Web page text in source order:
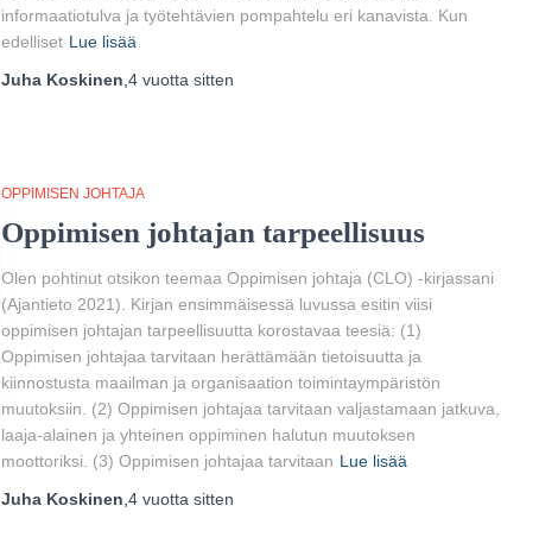
informaatiotulva ja työtehtävien pompahtelu eri kanavista. Kun
edelliset Lue lisää
Juha Koskinen 4 vuotta sitten
OPPIMISEN JOHTAJA
Oppimisen johtajan tarpeellisuus
Olen pohtinut otsikon teemaa Oppimisen johtaja (CLO) -kirjassani
(Ajantieto 2021). Kirjan ensimmäisessä luvussa esitin viisi
oppimisen johtajan tarpeellisuutta korostavaa teesiä: (1)
Oppimisen johtajaa tarvitaan herättämään tietoisuutta ja
kiinnostusta maailman ja organisaation toimintaympäristön
muutoksiin. (2) Oppimisen johtajaa tarvitaan valjastamaan jatkuva,
laaja-alainen ja yhteinen oppiminen halutun muutoksen
moottoriksi. (3) Oppimisen johtajaa tarvitaan Lue lisää
Juha Koskinen 4 vuotta sitten